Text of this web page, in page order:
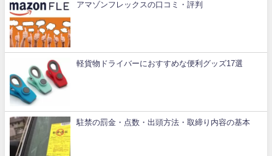
アマゾンフレックスの口コミ・評判
軽貨物ドライバーにおすすめな便利グッズ17選
駐禁の罰金・点数・出頭方法・取締り内容の基本